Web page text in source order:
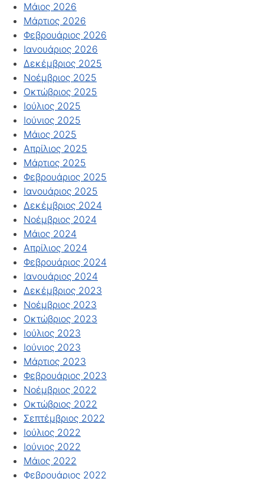
Μάιος 2026
Μάρτιος 2026
Φεβρουάριος 2026
Ιανουάριος 2026
Δεκέμβριος 2025
Νοέμβριος 2025
Οκτώβριος 2025
Ιούλιος 2025
Ιούνιος 2025
Μάιος 2025
Απρίλιος 2025
Μάρτιος 2025
Φεβρουάριος 2025
Ιανουάριος 2025
Δεκέμβριος 2024
Νοέμβριος 2024
Μάιος 2024
Απρίλιος 2024
Φεβρουάριος 2024
Ιανουάριος 2024
Δεκέμβριος 2023
Νοέμβριος 2023
Οκτώβριος 2023
Ιούλιος 2023
Ιούνιος 2023
Μάρτιος 2023
Φεβρουάριος 2023
Νοέμβριος 2022
Οκτώβριος 2022
Σεπτέμβριος 2022
Ιούλιος 2022
Ιούνιος 2022
Μάιος 2022
Φεβρουάριος 2022